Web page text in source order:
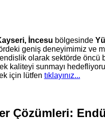
İncesu bölgesinde
geniş deneyimimiz ve
olarak sektörde
kaliteyi sunmayı
için lütfen tıklayınız...
Çözümleri: